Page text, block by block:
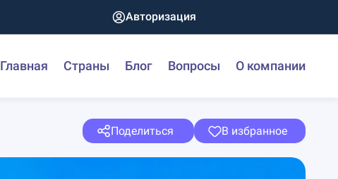
Авторизация
Главная Страны Блог Вопросы О компании
Поделиться В избранное